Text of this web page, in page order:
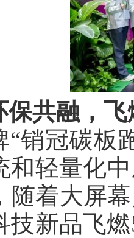
保共融，
“销冠碳板
和轻量化
随着大屏
技新品飞